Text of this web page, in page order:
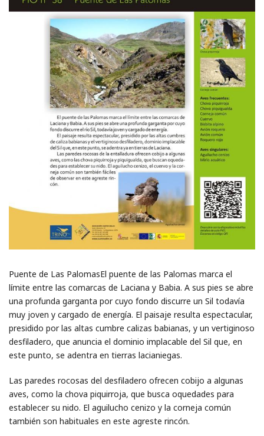
Puente de Las PalomasEl puente de las Palomas marca el
límite entre las comarcas de Laciana y Babia. A sus pies se abre
una profunda garganta por cuyo fondo discurre un Sil todavía
muy joven y cargado de energía. El paisaje resulta espectacular,
presidido por las altas cumbre calizas babianas, y un vertiginoso
desfiladero, que anuncia el dominio implacable del Sil que, en
este punto, se adentra en tierras lacianiegas.
Las paredes rocosas del desfiladero ofrecen cobijo a algunas
aves, como la chova piquirroja, que busca oquedades para
establecer su nido. El aguilucho cenizo y la corneja común
también son habituales en este agreste rincón.